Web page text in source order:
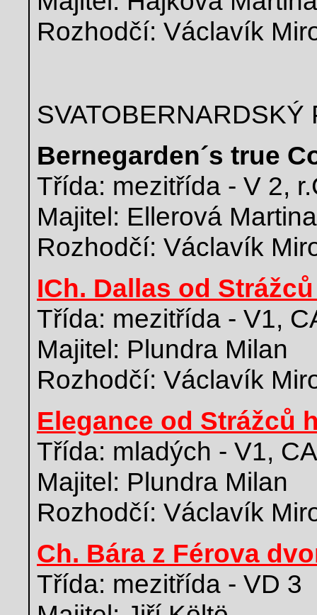
Rozhodčí: Václavík
Bernegarden´s true
Třída: mezitřída - V 2,
Majitel: Ellerová
Rozhodčí: Václavík
ICh. Dallas od
Třída: mezitřída - V1,
Majitel: Plundra Milan
Rozhodčí: Václavík
Elegance od Strážců
Třída: mladých - V1,
Majitel: Plundra Milan
Rozhodčí: Václavík
Ch. Bára z Férova
Třída: mezitřída - VD 3